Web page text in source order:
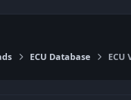
ECU Database ECU